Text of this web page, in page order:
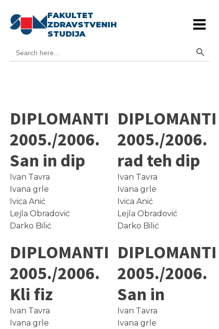
FAKULTET
ZDRAVSTVENIH
STUDIJA
for:
DIPLOMANTI
2005./2006.
San in dip
Ivan Tavra
Ivana grle
Ivica Anić
Lejla Obradović
Darko Bilić
DIPLOMANTI
2005./2006.
rad teh dip
Ivan Tavra
Ivana grle
Ivica Anić
Lejla Obradović
Darko Bilić
DIPLOMANTI
2005./2006.
Kli fiz
Ivan Tavra
Ivana grle
DIPLOMANTI
2005./2006.
San in
Ivan Tavra
Ivana grle